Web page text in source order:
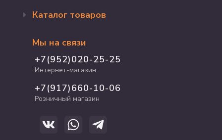
Доставка и оплата
Программа лояльности
График работы
Полезные статьи
Каталог товаров
Акции
Для кошек
Для собак
Для грызунов
Для рыб и рептилий
Мы на связи
+7(952)020-25-25
Интернет-магазин
+7(917)660-10-06
Розничный магазин